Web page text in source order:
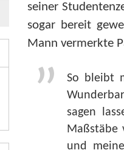
seiner
sogar bereit
Mann vermerkte
So bleibt
sagen
Maßstäbe
und